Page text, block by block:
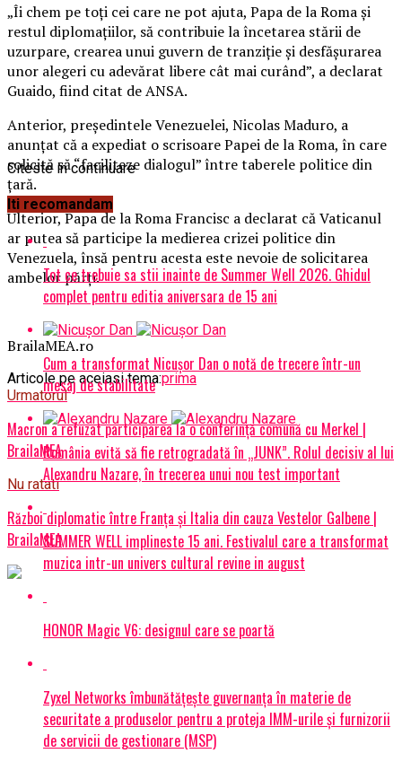
„Îi chem pe toți cei care ne pot ajuta, Papa de la Roma și
restul diplomațiilor, să contribuie la încetarea stării de
uzurpare, crearea unui guvern de tranziție și desfășurarea
unor alegeri cu adevărat libere cât mai curând”, a declarat
Guaido, fiind citat de ANSA.
Anterior, președintele Venezuelei, Nicolas Maduro, a
anunțat că a expediat o scrisoare Papei de la Roma, în care
solicită să “faciliteze dialogul” între taberele politice din
țară.
Ulterior, Papa de la Roma Francisc a declarat că Vaticanul
ar putea să participe la medierea crizei politice din
Venezuela, însă pentru acesta este nevoie de solicitarea
ambelor părți.
BrailaMEA.ro
Articole pe aceiasi tema:prima
Urmatorul
Macron a refuzat participarea la o conferință comună cu Merkel |
BrailaMEA
Nu ratati
Război diplomatic între Franța și Italia din cauza Vestelor Galbene |
BrailaMEA
Citeste in continuare
Iti recomandam
Tot ce trebuie sa stii inainte de Summer Well 2026. Ghidul
complet pentru editia aniversara de 15 ani
Cum a transformat Nicușor Dan o notă de trecere într-un
mesaj de stabilitate
România evită să fie retrogradată în „JUNK”. Rolul decisiv al lui
Alexandru Nazare, în trecerea unui nou test important
SUMMER WELL implineste 15 ani. Festivalul care a transformat
muzica intr-un univers cultural revine in august
HONOR Magic V6: designul care se poartă
Zyxel Networks îmbunătățește guvernanța în materie de
securitate a produselor pentru a proteja IMM-urile și furnizorii
de servicii de gestionare (MSP)